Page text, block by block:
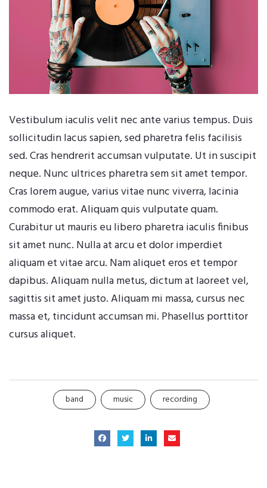
Vestibulum iaculis velit nec ante varius tempus. Duis
sollicitudin lacus sapien, sed pharetra felis facilisis
sed. Cras hendrerit accumsan vulputate. Ut in suscipit
neque. Nunc ultrices pharetra sem sit amet tempor.
Cras lorem augue, varius vitae nunc viverra, lacinia
commodo erat. Aliquam quis vulputate quam.
Curabitur ut mauris eu libero pharetra iaculis finibus
sit amet nunc. Nulla at arcu et dolor imperdiet
aliquam et vitae arcu. Nam aliquet eros et tempor
dapibus. Aliquam nulla metus, dictum at laoreet vel,
sagittis sit amet justo. Aliquam mi massa, cursus nec
massa et, tincidunt accumsan mi. Phasellus porttitor
cursus aliquet.
band music recording